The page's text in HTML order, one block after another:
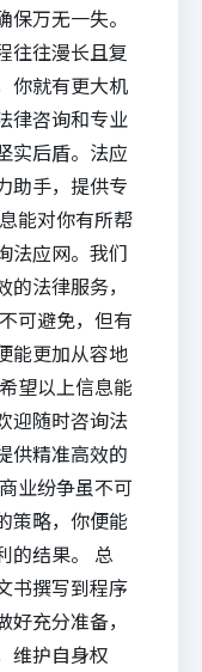
万无一失。
往往漫长且复
你就有更大机
律咨询和专业
后盾。 法应
助手，提供专
能对你有所帮
法应网。我们
法律服务，
可避免，但有
能更加从容地
望以上信息能
迎随时咨询法
供精准高效的
业纷争虽不可
策略，你便能
的结果。 总
书撰写到程序
充分准备，
维护自身权